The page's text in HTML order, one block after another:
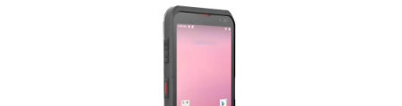
HONEYWELL ScanPal EDA57